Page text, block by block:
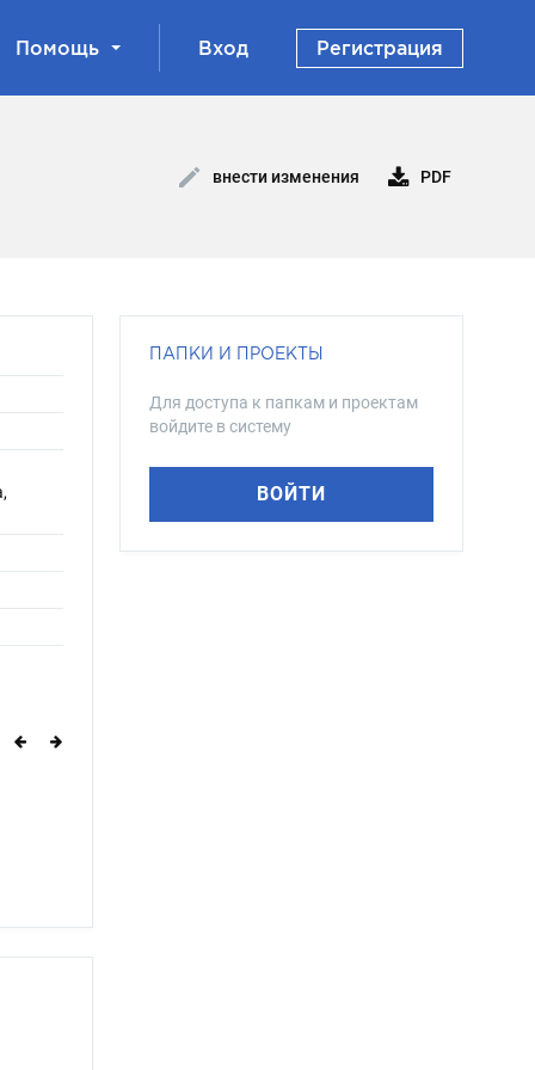
Помощь Вход Регистрация
внести изменения PDF
ПАПКИ И ПРОЕКТЫ
Для доступа к папкам и проектам
войдите в систему
ВОЙТИ